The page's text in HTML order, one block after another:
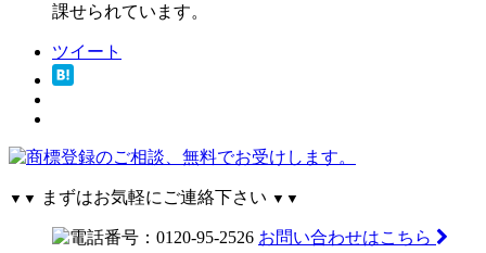
課せられています。
ツイート
▼▼ まずはお気軽にご連絡下さい ▼▼
お問い合わせはこちら